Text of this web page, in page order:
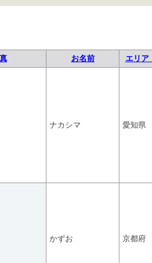
お名前 エリ
ナカシマ 愛知県
かずお 京都府